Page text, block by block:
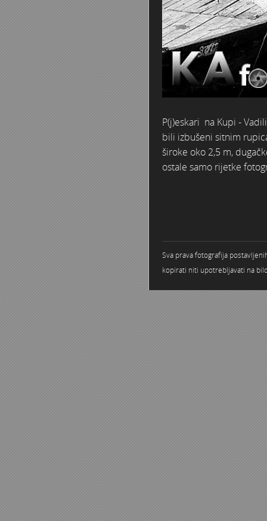
P(j)eskari na Kupi -
bili izbušeni sitnim
široke oko 2,5 m,
ostale samo rijetke
Sva prava fotografija
kopirati niti upotrebljavati na bilo